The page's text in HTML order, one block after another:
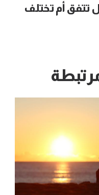
تتفق أم تختلف